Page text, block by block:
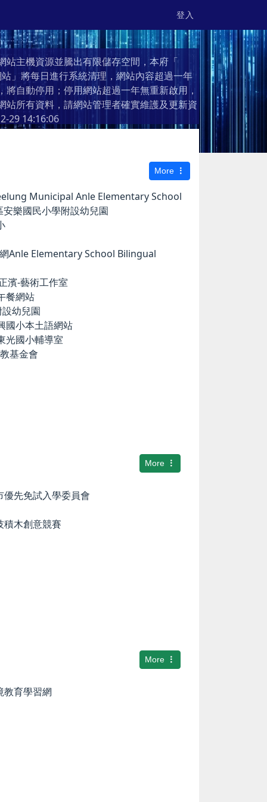
登入
站主機資源並騰出有限儲存空間，本府「
」將每日進行系統清理，網站內容超過一年
將自動停用；停用網站超過一年無重新啟用，
站所有資料，請網站管理者確實維護及更新資
29 14:16:06
More
Municipal Anle Elementary School
樂國民小學附設幼兒園
Anle Elementary School Bilingual
濱-藝術工作室
餐網站
幼兒園
國小本土語網站
光國小輔導室
基金會
More
先免試入學委員會
積木創意競賽
More
教育學習網